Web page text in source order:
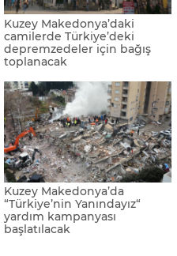
Kuzey Makedonya hükümeti
deprem bölgesine yeni ekip
Büyükelçi Sekizkök: "K.
Makedonya hükümetine ve
halkına şükranlarımı sunmak